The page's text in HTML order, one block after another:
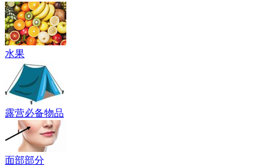
水果
露营必备物品
面部部分